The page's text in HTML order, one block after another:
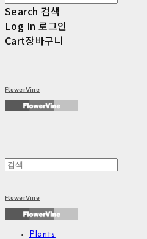
Search 검색
Log In 로그인
Cart장바구니
FlowerVine
FlowerVine
Plants